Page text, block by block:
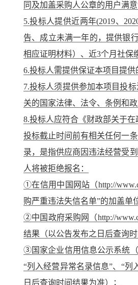
同及加盖采购人公章的用户满意
5.投标人提供近两年(2019、
告、成立未满一年的，提供银
相应证明材料）、近3个月社保
6.投标人需提供保证本项目提
7.投标人须提供参加本项目投
关的国家法律、法令、条例和
8.投标人应符合《财政部关于
投标截止时间前有相关任何一
录，是指供应商因违法经营受
人将被拒绝报名：
①在信用中国网站（http://
购严重违法失信名单”的加盖单
②中国政府采购网（http://
结果（以公告发布之日后查询时
③国家企业信用信息公示系统（
“列入经营异常名录信息”、“
日后查询时间结果为准）；